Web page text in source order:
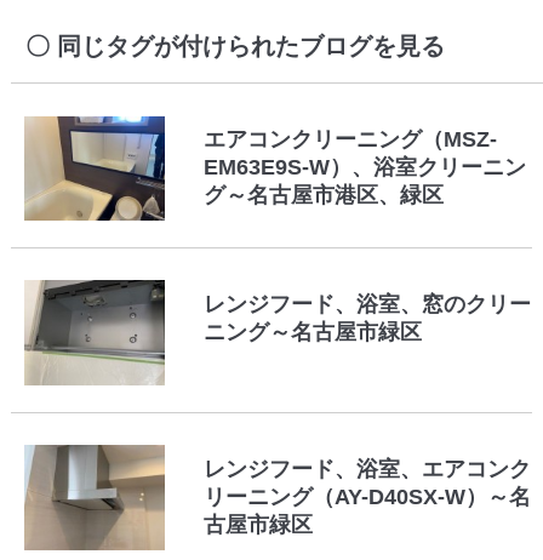
同じタグが付けられたブログを見る
エアコンクリーニング（MSZ-
EM63E9S-W）、浴室クリーニン
グ～名古屋市港区、緑区
レンジフード、浴室、窓のクリー
ニング～名古屋市緑区
レンジフード、浴室、エアコンク
リーニング（AY-D40SX-W）～名
古屋市緑区